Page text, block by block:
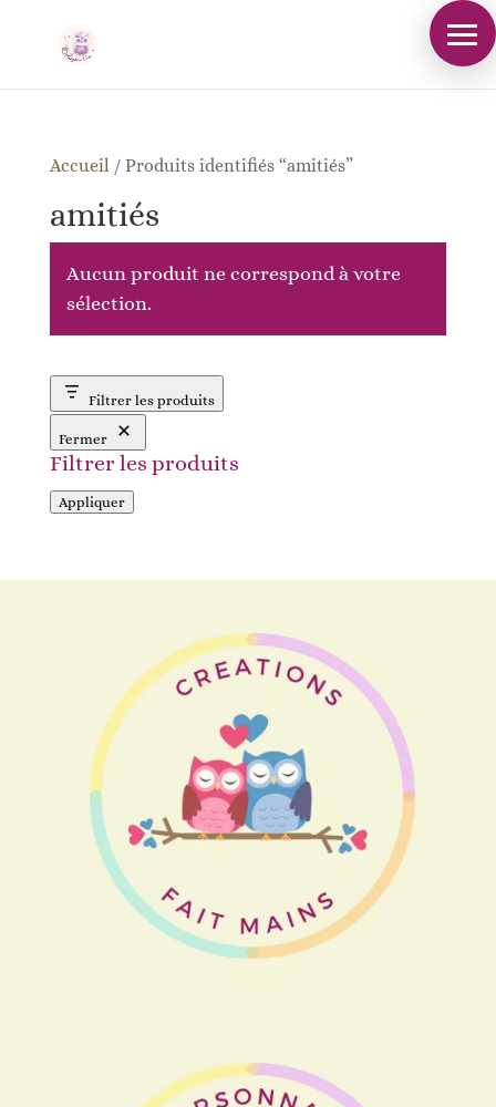
Accueil / Produits identifiés “amitiés”
amitiés
Aucun produit ne correspond à votre
sélection.
Filtrer les produits
Fermer
Filtrer les produits
Appliquer